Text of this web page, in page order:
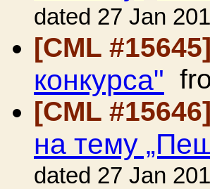
dated 27 Jan
[CML #15645]
конкурса"
[CML #15646]
на тему
dated 27 Jan